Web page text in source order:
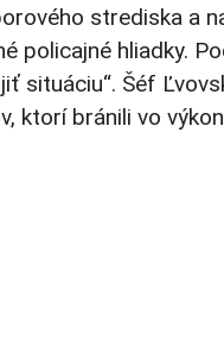
strediska a
policajné hliadky.
situáciu“. Šéf
ktorí bránili vo